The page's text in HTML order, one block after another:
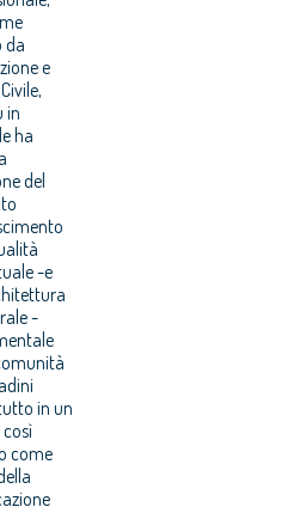
da
e
in
ha
del
-e
-
in un
come